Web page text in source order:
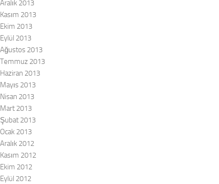
Aralık 2013
Kasım 2013
Ekim 2013
Eylül 2013
Ağustos 2013
Temmuz 2013
Haziran 2013
Mayıs 2013
Nisan 2013
Mart 2013
Şubat 2013
Ocak 2013
Aralık 2012
Kasım 2012
Ekim 2012
Eylül 2012